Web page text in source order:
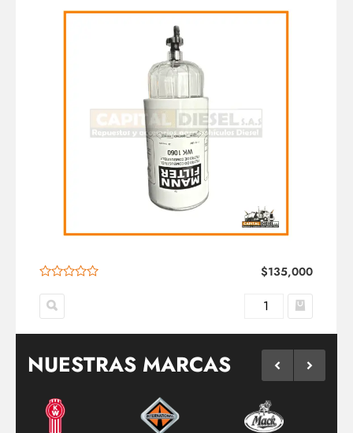
$135,000
NUESTRAS MARCAS